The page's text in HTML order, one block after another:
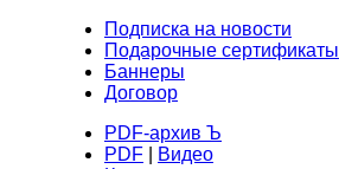
Подписка на новости
Подарочные сертификаты
Баннеры
Договор
PDF-архив Ъ
PDF
Видео